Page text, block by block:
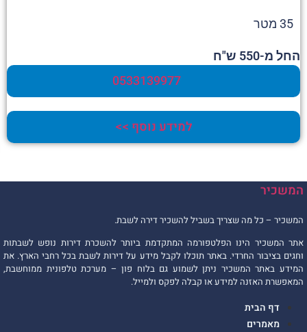
35 מטר
החל מ-550 ש"ח
0533139977
למידע נוסף >>
המשכיר
המשכיר – כל מה שצריך בשביל להשכיר דירה לשבת.
אתר המשכיר הינו הפלטפורמה המתקדמת ביותר להשכרת דירות נופש לשבתות
וחגים בציבור החרדי. באתר תוכלו לקבל מידע על דירות לשבת בכל רחבי הארץ. את
המידע באתר המשכיר ניתן לשמוע גם בלוח פון – מערכת טלפונית ממוחשבת,
המאפשרת האזנה למידע או קבלה לפקס ולמייל.
דף הבית
מאמרים